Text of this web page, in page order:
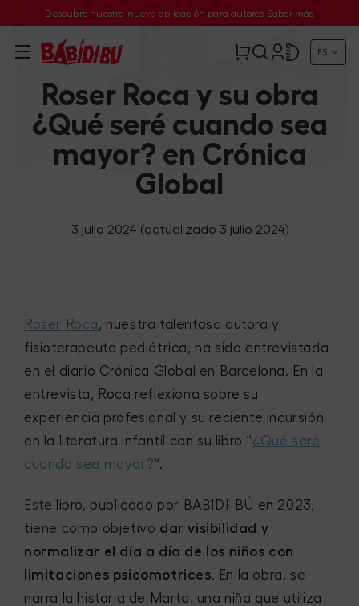
Descubre nuestra nueva aplicación para autores Saber más
ES
Roser Roca y su obra
¿Qué seré cuando sea
mayor? en Crónica
Global
3 julio 2024 (actualizado 3 julio 2024)
Roser Roca , nuestra talentosa autora y
fisioterapeuta pediátrica, ha sido entrevistada
en el diario Crónica Global en Barcelona. En la
entrevista, Roca reflexiona sobre su
experiencia profesional y su reciente incursión
en la literatura infantil con su libro “¿Qué seré
cuando sea mayor?“.
Este libro, publicado por BABIDI-BÚ en 2023,
tiene como objetivo dar visibilidad y
normalizar el día a día de los niños con
limitaciones psicomotrices. En la obra, se
narra la historia de Marta, una niña que utiliza